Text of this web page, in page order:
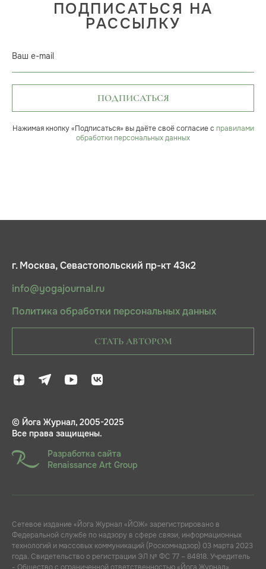
ПОДПИСАТЬСЯ НА
РАССЫЛКУ
Ваш e-mail
ПОДПИСАТЬСЯ
Нажимая кнопку «Подписаться» вы даёте своё согласие с правилами
обработки персональных данных
г. Москва, Севастопольский пр-кт 43к2
info@yogajournal.ru
Политика обработки персональных данных
СТАТЬ АВТОРОМ
© Йога Журнал, 2005-2025
Все права защищены.
Разработка сайта
Renaissance Art Group
Сетевое издание «Йога Журнал «ЙОЖ» зарегистрировано в
Федеральной службе по надзору в сфере связи, информационных
технологий и массовых коммуникаций (Роскомнадзор) 03 марта 2023
года. Свидетельство о регистрации ЭЛ № ФС 77 – 84818. Учредитель